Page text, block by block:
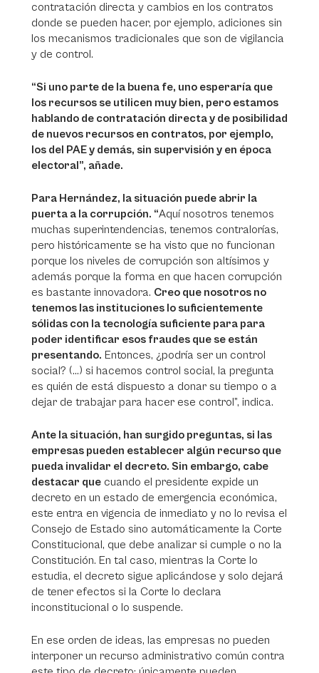
contratación directa y cambios en los contratos
donde se pueden hacer, por ejemplo, adiciones sin
los mecanismos tradicionales que son de vigilancia
y de control.
“Si uno parte de la buena fe, uno esperaría que
los recursos se utilicen muy bien, pero estamos
hablando de contratación directa y de posibilidad
de nuevos recursos en contratos, por ejemplo,
los del PAE y demás, sin supervisión y en época
electoral”, añade.
Para Hernández, la situación puede abrir la
puerta a la corrupción. “Aquí nosotros tenemos
muchas superintendencias, tenemos contralorías,
pero históricamente se ha visto que no funcionan
porque los niveles de corrupción son altísimos y
además porque la forma en que hacen corrupción
es bastante innovadora. Creo que nosotros no
tenemos las instituciones lo suficientemente
sólidas con la tecnología suficiente para para
poder identificar esos fraudes que se están
presentando. Entonces, ¿podría ser un control
social? (...) si hacemos control social, la pregunta
es quién de está dispuesto a donar su tiempo o a
dejar de trabajar para hacer ese control”, indica.
Ante la situación, han surgido preguntas, si las
empresas pueden establecer algún recurso que
pueda invalidar el decreto. Sin embargo, cabe
destacar que cuando el presidente expide un
decreto en un estado de emergencia económica,
este entra en vigencia de inmediato y no lo revisa el
Consejo de Estado sino automáticamente la Corte
Constitucional, que debe analizar si cumple o no la
Constitución. En tal caso, mientras la Corte lo
estudia, el decreto sigue aplicándose y solo dejará
de tener efectos si la Corte lo declara
inconstitucional o lo suspende.
En ese orden de ideas, las empresas no pueden
interponer un recurso administrativo común contra